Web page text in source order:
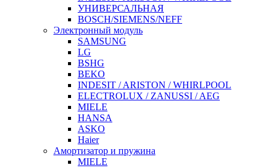
УНИВЕРСАЛЬНАЯ
BOSCH/SIEMENS/NEFF
Электронный модуль
SAMSUNG
LG
BSHG
BEKO
INDESIT / ARISTON / WHIRLPOOL
ELECTROLUX / ZANUSSI / AEG
MIELE
HANSA
ASKO
Haier
Амортизатор и пружина
MIELE